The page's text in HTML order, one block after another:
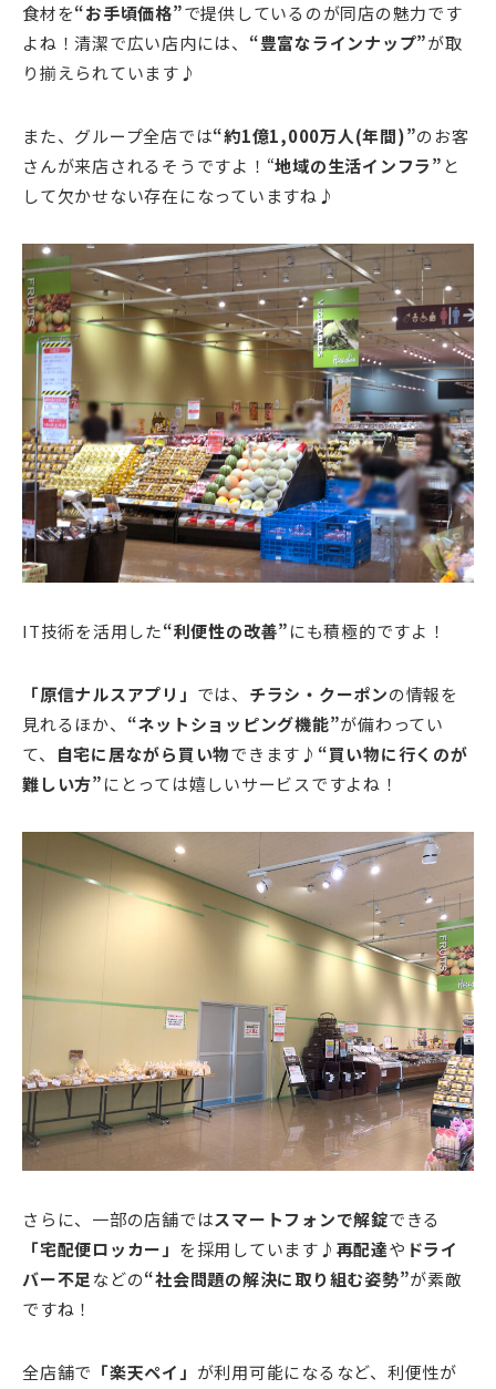
食材を“お手頃価格”で提供しているのが同店の魅力です
よね！清潔で広い店内には、 “豊富なラインナップ”が取
り揃えられています♪
また、グループ全店では“約1億1,000万人(年間)”のお客
さんが来店されるそうですよ！“地域の生活インフラ” と
して欠かせない存在になっていますね♪
IT技術を活用した“利便性の改善”にも積極的ですよ！
「原信ナルスアプリ」 では、 チラシ・クーポンの情報を
見れるほか、 “ネットショッピング機能”が備わってい
て、
自宅に居ながら買い物できます♪ “買い物に行くのが
難しい方”にとっては嬉しいサービスですよね！
さらに、一部の店舗ではスマートフォンで解錠できる
「宅配便ロッカー」 を採用しています♪ 再配達や ドライ
バー不足 などの“社会問題の解決に取り組む姿勢”が素敵
ですね！
全店舗で 「楽天ペイ」 が利用可能になるなど、利便性が